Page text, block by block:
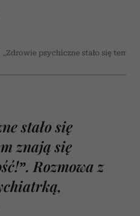
„Zdrowie psychiczne stało się
stało się
znają się
Rozmowa z